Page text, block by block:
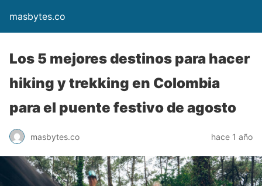
masbytes.co
Los 5 mejores destinos para hacer
hiking y trekking en Colombia
para el puente festivo de agosto
masbytes.co hace 1 año